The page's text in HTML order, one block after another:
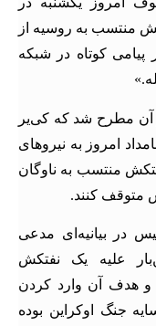
منتسب به روسیه از
کوتاه در شبکه
آن مطرح شد که کی‌یر
امروز به نیروهای
منتسب به ناوگان
متوقف کنند.
در بیانیه‌ای مدعی
علیه یک نفتکش
و هدف آن وارد کردن
جنگ اوکراین بوده